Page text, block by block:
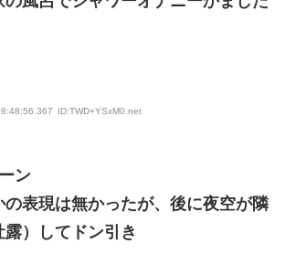
ID:TWD+YSxM0.net
ン
表現は無かったが、後に夜空が隣
露）してドン引き